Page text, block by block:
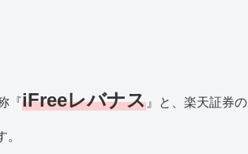
『iFreeレバナス 』と、楽天証券の
。